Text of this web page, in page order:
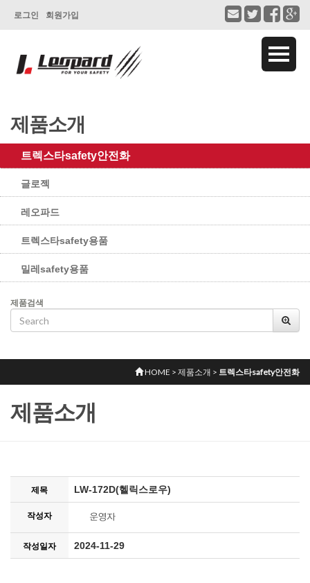
로그인 회원가입
제품소개
트렉스타safety안전화
글로젝
레오파드
트렉스타safety용품
밀레safety용품
제품검색
HOME > 제품소개 > 트렉스타safety안전화
제품소개
제목 LW-172D(헬릭스로우)
작성자
작성일자 2024-11-29